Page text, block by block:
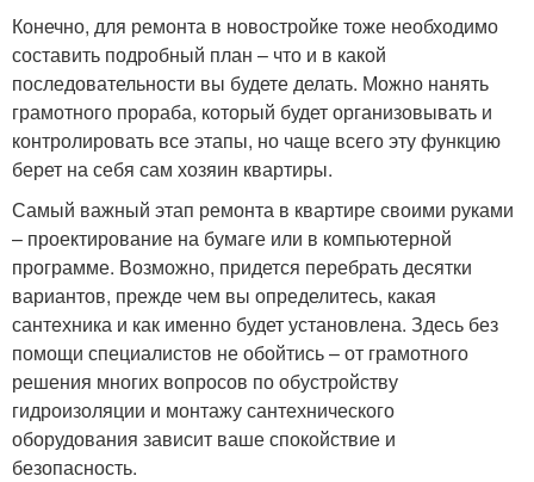
Конечно, для ремонта в новостройке тоже необходимо
составить подробный план – что и в какой
последовательности вы будете делать. Можно нанять
грамотного прораба, который будет организовывать и
контролировать все этапы, но чаще всего эту функцию
берет на себя сам хозяин квартиры.
Самый важный этап ремонта в квартире своими руками
– проектирование на бумаге или в компьютерной
программе. Возможно, придется перебрать десятки
вариантов, прежде чем вы определитесь, какая
сантехника и как именно будет установлена. Здесь без
помощи специалистов не обойтись – от грамотного
решения многих вопросов по обустройству
гидроизоляции и монтажу сантехнического
оборудования зависит ваше спокойствие и
безопасность.